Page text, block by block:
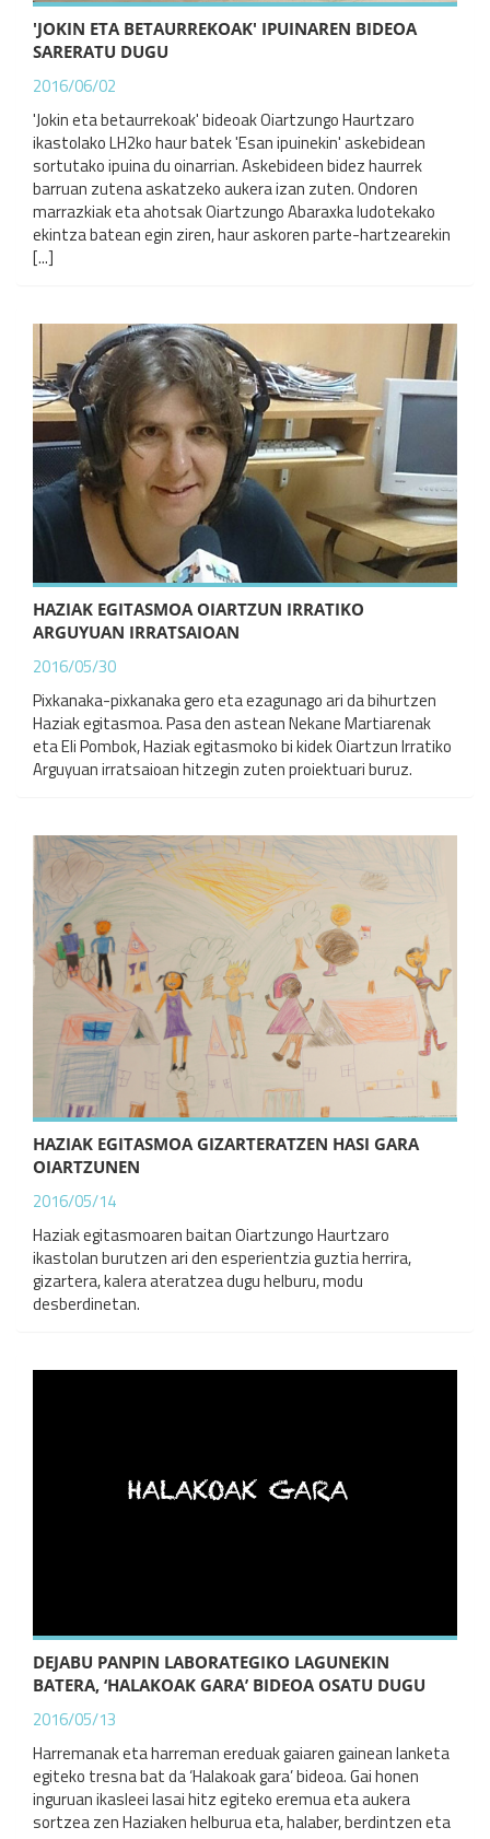
'JOKIN ETA BETAURREKOAK' IPUINAREN BIDEOA
SARERATU DUGU
2016/06/02
'Jokin eta betaurrekoak' bideoak Oiartzungo Haurtzaro
ikastolako LH2ko haur batek 'Esan ipuinekin' askebidean
sortutako ipuina du oinarrian. Askebideen bidez haurrek
barruan zutena askatzeko aukera izan zuten. Ondoren
marrazkiak eta ahotsak Oiartzungo Abaraxka ludotekako
ekintza batean egin ziren, haur askoren parte-hartzearekin
[...]
HAZIAK EGITASMOA OIARTZUN IRRATIKO
ARGUYUAN IRRATSAIOAN
2016/05/30
Pixkanaka-pixkanaka gero eta ezagunago ari da bihurtzen
Haziak egitasmoa. Pasa den astean Nekane Martiarenak
eta Eli Pombok, Haziak egitasmoko bi kidek Oiartzun Irratiko
Arguyuan irratsaioan hitzegin zuten proiektuari buruz.
HAZIAK EGITASMOA GIZARTERATZEN HASI GARA
OIARTZUNEN
2016/05/14
Haziak egitasmoaren baitan Oiartzungo Haurtzaro
ikastolan burutzen ari den esperientzia guztia herrira,
gizartera, kalera ateratzea dugu helburu, modu
desberdinetan.
DEJABU PANPIN LABORATEGIKO LAGUNEKIN
BATERA, ‘HALAKOAK GARA’ BIDEOA OSATU DUGU
2016/05/13
Harremanak eta harreman ereduak gaiaren gainean lanketa
egiteko tresna bat da ‘Halakoak gara’ bideoa. Gai honen
inguruan ikasleei lasai hitz egiteko eremua eta aukera
sortzea zen Haziaken helburua eta, halaber, berdintzen eta